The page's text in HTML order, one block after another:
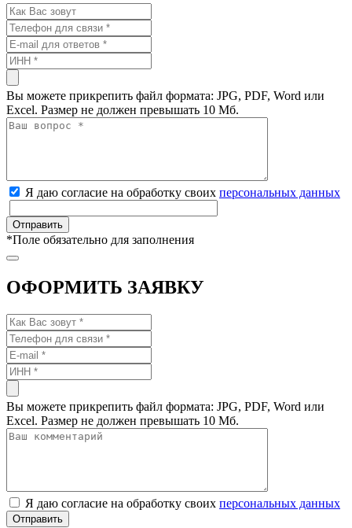
Вы можете прикрепить файл формата: JPG, PDF, Word или
Excel. Размер не должен превышать 10 Мб.
Я даю согласие на обработку своих персональных данных
*Поле обязательно для заполнения
ОФОРМИТЬ ЗАЯВКУ
Вы можете прикрепить файл формата: JPG, PDF, Word или
Excel. Размер не должен превышать 10 Мб.
Я даю согласие на обработку своих персональных данных